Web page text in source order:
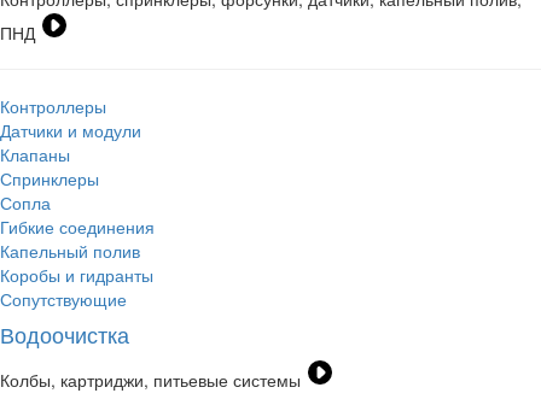
ПНД
Контроллеры
Датчики и модули
Клапаны
Спринклеры
Сопла
Гибкие соединения
Капельный полив
Коробы и гидранты
Сопутствующие
Водоочистка
Колбы, картриджи, питьевые системы